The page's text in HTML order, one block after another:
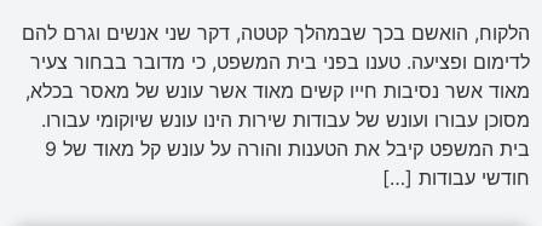
הלקוח, הואשם בכך שבמהלך קטטה, דקר שני אנשים וגרם להם
לדימום ופציעה. טענו בפני בית המשפט, כי מדובר בבחור צעיר
מאוד אשר נסיבות חייו קשים מאוד אשר עונש של מאסר בכלא,
מסוכן עבורו ועונש של עבודות שירות הינו עונש שיוקומי עבורו.
בית המשפט קיבל את הטענות והורה על עונש קל מאוד של 9
חודשי עבודות […]